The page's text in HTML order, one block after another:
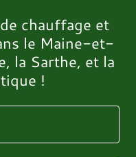
chauffage et
le Maine-et-
la Sarthe, et la
!